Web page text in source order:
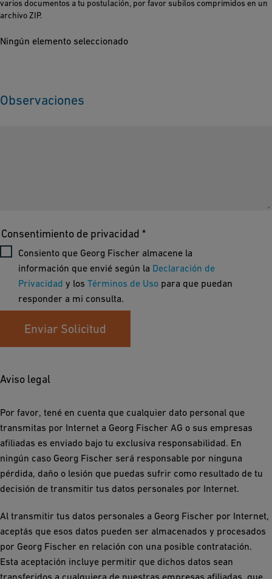
varios documentos a tu postulación, por favor subilos comprimidos en un
archivo ZIP.
Ningún elemento seleccionado
Observaciones
Consentimiento de privacidad *
Consiento que Georg Fischer almacene la
información que envié según la Declaración de
Privacidad y los Términos de Usopara que puedan
responder a mi consulta.
Enviar Solicitud
Aviso legal
Por favor, tené en cuenta que cualquier dato personal que
transmitas por Internet a Georg Fischer AG o sus empresas
afiliadas es enviado bajo tu exclusiva responsabilidad. En
ningún caso Georg Fischer será responsable por ninguna
pérdida, daño o lesión que puedas sufrir como resultado de tu
decisión de transmitir tus datos personales por Internet.
Al transmitir tus datos personales a Georg Fischer por Internet,
aceptás que esos datos pueden ser almacenados y procesados
por Georg Fischer en relación con una posible contratación.
Esta aceptación incluye permitir que dichos datos sean
transferidos a cualquiera de nuestras empresas afiliadas, que